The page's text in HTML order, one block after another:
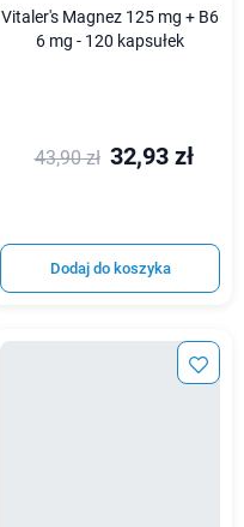
Vitaler's Magnez 125 mg + B6
6 mg - 120 kapsułek
43,90 zł 32,93 zł
Dodaj do koszyka